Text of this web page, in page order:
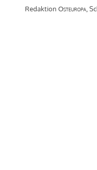
Redaktion Osteuropa,